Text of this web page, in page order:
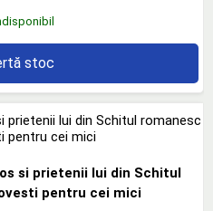
stoc
si prietenii lui din Schitul
pentru cei mici